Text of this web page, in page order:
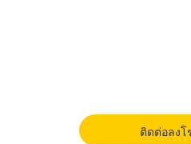
ติดต่อลง